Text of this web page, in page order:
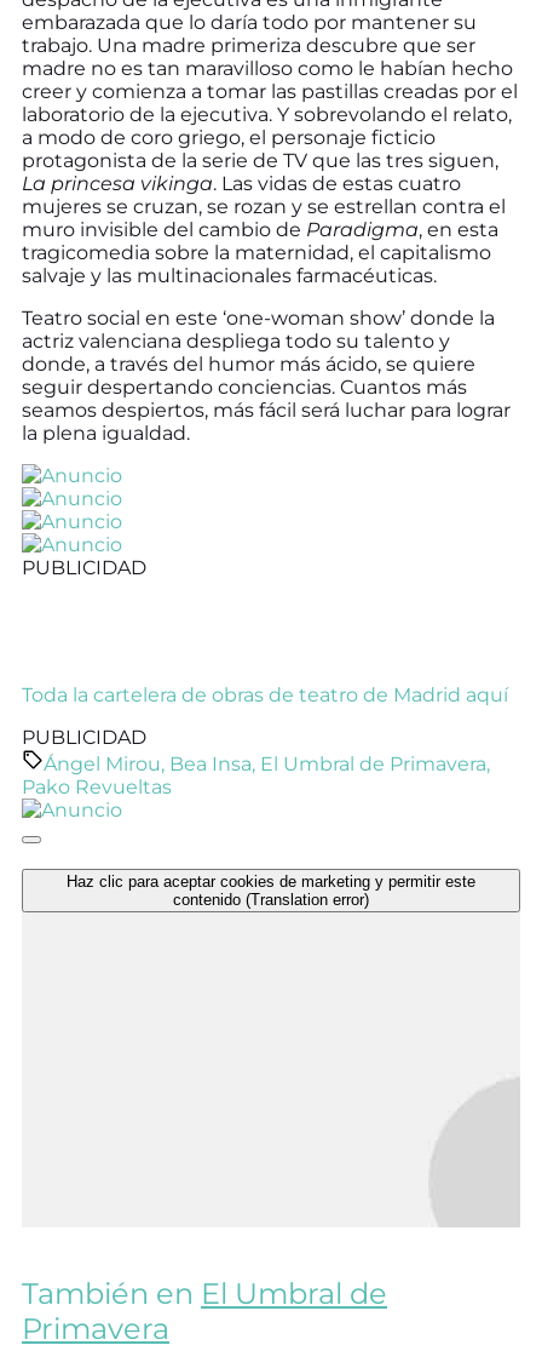
embarazada que lo daría todo por mantener su
trabajo. Una madre primeriza descubre que ser
madre no es tan maravilloso como le habían hecho
creer y comienza a tomar las pastillas creadas por el
laboratorio de la ejecutiva. Y sobrevolando el relato,
a modo de coro griego, el personaje ficticio
protagonista de la serie de TV que las tres siguen,
La princesa vikinga. Las vidas de estas cuatro
mujeres se cruzan, se rozan y se estrellan contra el
muro invisible del cambio de Paradigma, en esta
tragicomedia sobre la maternidad, el capitalismo
salvaje y las multinacionales farmacéuticas.
Teatro social en este ‘one-woman show’ donde la
actriz valenciana despliega todo su talento y
donde, a través del humor más ácido, se quiere
seguir despertando conciencias. Cuantos más
seamos despiertos, más fácil será luchar para lograr
la plena igualdad.
PUBLICIDAD
Toda la cartelera de obras de teatro de Madrid aquí
PUBLICIDAD
Ángel Mirou, Bea Insa, El Umbral de Primavera,
Pako Revueltas
Haz clic para aceptar cookies de marketing y permitir este
contenido (Translation error)
También en El Umbral de
Primavera